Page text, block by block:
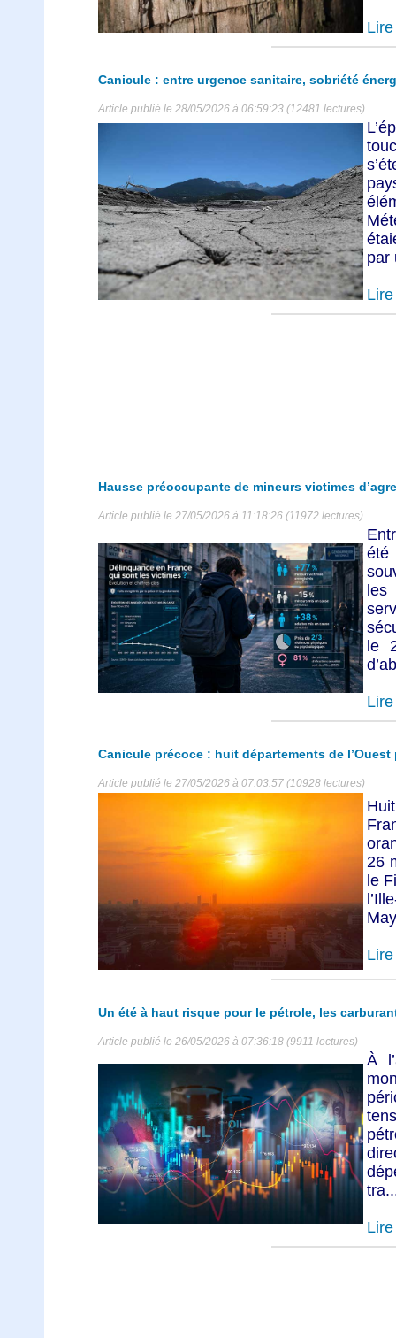
Canicule : entre urgence sanitaire, sobriété
Article publié le 28/05/2026 à 06:59:23 (12481 lectures)
par
Hausse préoccupante de mineurs victimes
Article publié le 27/05/2026 à 11:18:26 (11972 lectures)
été
les
le
Canicule précoce : huit départements de
Article publié le 27/05/2026 à 07:03:57 (10928 lectures)
26
le
Un été à haut risque pour le pétrole, les
Article publié le 26/05/2026 à 07:36:18 (9911 lectures)
À